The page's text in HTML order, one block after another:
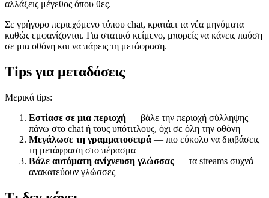
αλλάξεις μέγεθος όπου θες.
Σε γρήγορο περιεχόμενο τύπου chat, κρατάει τα νέα μηνύματα
καθώς εμφανίζονται. Για στατικό κείμενο, μπορείς να κάνεις παύση
σε μια οθόνη και να πάρεις τη μετάφραση.
Tips για μεταδόσεις
Μερικά tips:
Εστίασε σε μια περιοχή — βάλε την περιοχή σύλληψης
πάνω στο chat ή τους υπότιτλους, όχι σε όλη την οθόνη
Μεγάλωσε τη γραμματοσειρά — πιο εύκολο να διαβάσεις
τη μετάφραση στο πέρασμα
Βάλε αυτόματη ανίχνευση γλώσσας — τα streams συχνά
ανακατεύουν γλώσσες